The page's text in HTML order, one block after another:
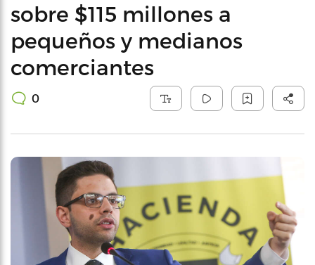
sobre $115 millones a
pequeños y medianos
comerciantes
0